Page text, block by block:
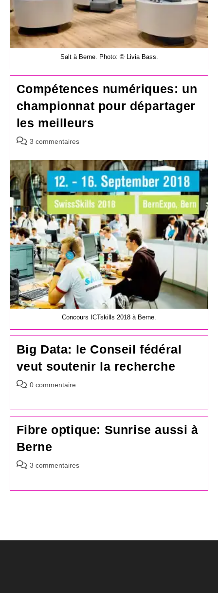
Salt à Berne. Photo: © Livia Bass.
Compétences numériques: un
championnat pour départager
les meilleurs
Commentaires
la
publication :
3 commentaires
Concours ICTskills 2018 à Berne.
Big Data: le Conseil fédéral
veut soutenir la recherche
Commentaires
publication :
0 commentaire
Fibre optique: Sunrise aussi à
Berne
Commentaires
3 commentaires